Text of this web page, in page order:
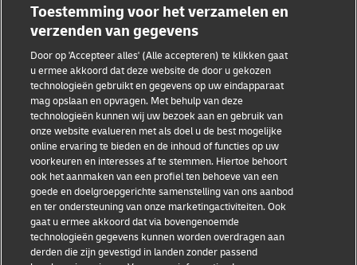
Fraudebewustzijn
Juridische kennisgeving
Gebruiksvoorwaarden
Privacyverklaring
Toegankelijkheid
Toestemming voor het verzamelen en
verzenden van gegevens
Door op 'Accepteer alles' (Alle accepteren) te klikken gaat
u ermee akkoord dat deze website de door u gekozen
technologieën gebruikt en gegevens op uw eindapparaat
mag opslaan en opvragen. Met behulp van deze
technologieën kunnen wij uw bezoek aan en gebruik van
onze website evalueren met als doel u de best mogelijke
online ervaring te bieden en de inhoud of functies op uw
voorkeuren en interesses af te stemmen. Hiertoe behoort
ook het aanmaken van een profiel ten behoeve van een
goede en doelgroepgerichte samenstelling van ons aanbod
en ter ondersteuning van onze marketingactiviteiten. Ook
gaat u ermee akkoord dat via bovengenoemde
technologieën gegevens kunnen worden overdragen aan
derden die zijn gevestigd in landen zonder passend